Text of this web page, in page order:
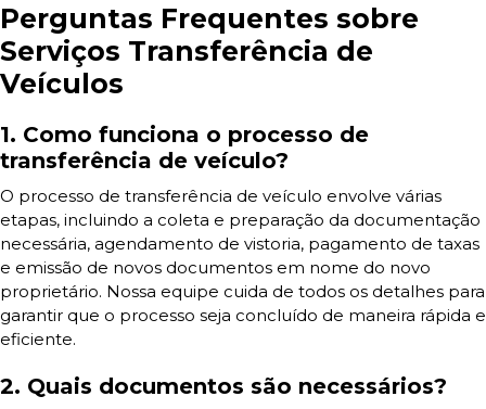
Perguntas Frequentes sobre
Serviços Transferência de
Veículos
1. Como funciona o processo de
transferência de veículo?
O processo de transferência de veículo envolve várias
etapas, incluindo a coleta e preparação da documentação
necessária, agendamento de vistoria, pagamento de taxas
e emissão de novos documentos em nome do novo
proprietário. Nossa equipe cuida de todos os detalhes para
garantir que o processo seja concluído de maneira rápida e
eficiente.
2. Quais documentos são necessários?